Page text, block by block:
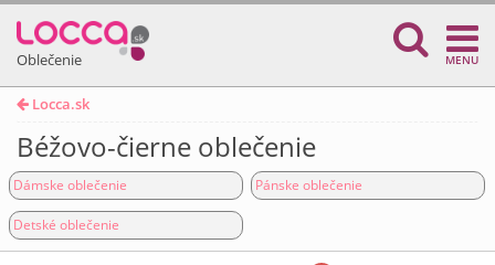
Oblečenie MENU
Locca.sk
Béžovo-čierne oblečenie
Dámske oblečenie Pánske oblečenie
Detské oblečenie